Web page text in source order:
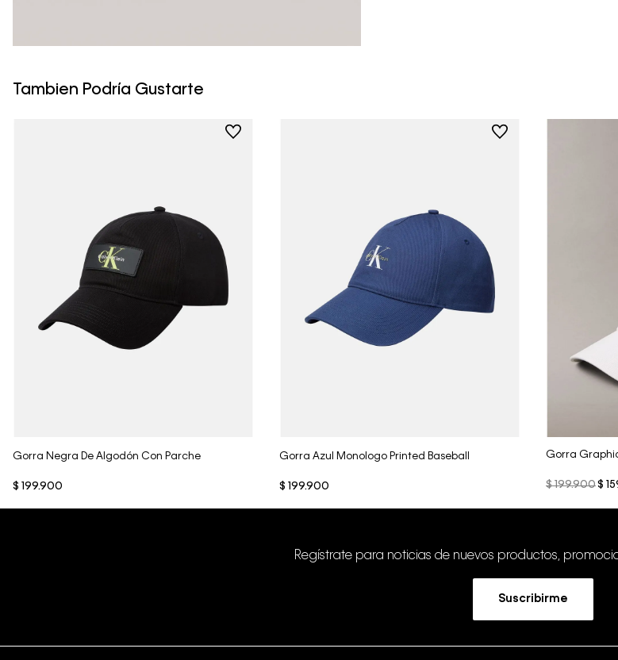
Tambien Podría Gustarte
Gorra Negra De Algodón Con Parche
$ 199.900
Gorra Azul Monologo Printed Baseball
$ 199.900
Gorra
$ 199.900$
Regístrate para noticias de nuevos productos,
Suscribirme